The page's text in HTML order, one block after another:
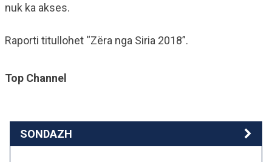
nuk ka akses.
Raporti titullohet “Zëra nga Siria 2018”.
Top Channel
SONDAZH